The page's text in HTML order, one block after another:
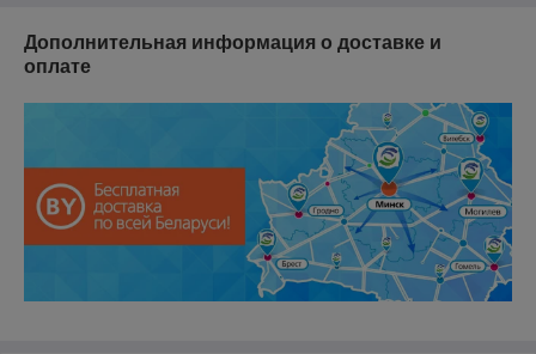
Дополнительная информация о доставке и
оплате